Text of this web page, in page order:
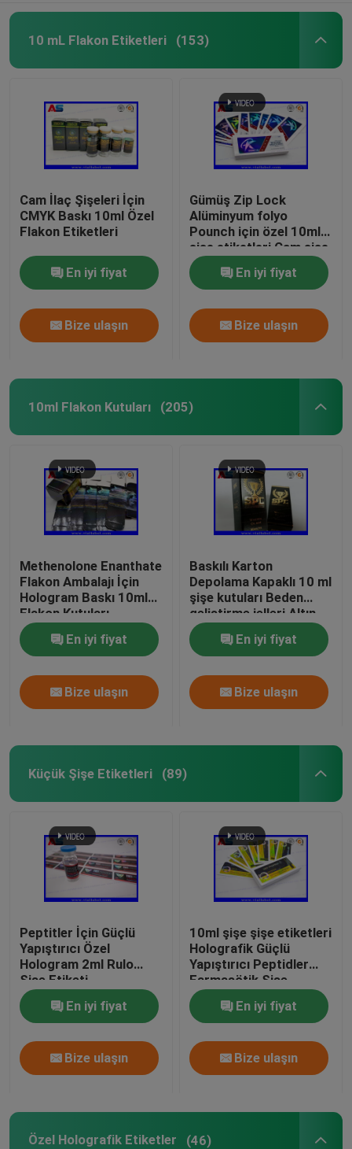
Manuel Flakon kıvırıcı
Alışveriş Kağıt Torbası
10 mL Flakon Etiketleri (153)
Cam İlaç Şişeleri İçin
CMYK Baskı 10ml Özel
Flakon Etiketleri
En iyi fiyat
Bize ulaşın
Gümüş Zip Lock
Alüminyum folyo
Pounch için özel 10ml
şişe etiketleri Cam şişe
etiketleri baskı
En iyi fiyat
Bize ulaşın
10ml Flakon Kutuları (205)
Methenolone Enanthate
Flakon Ambalajı İçin
Hologram Baskı 10ml
Flakon Kutuları
En iyi fiyat
Bize ulaşın
Baskılı Karton
Depolama Kapaklı 10 ml
şişe kutuları Beden
geliştirme jelleri Altın
folyo ambalaj Altın
folyo / hologram etkisi
En iyi fiyat
Bize ulaşın
Küçük Şişe Etiketleri (89)
Peptitler İçin Güçlü
Yapıştırıcı Özel
Hologram 2ml Rulo
Şişe Etiketi
En iyi fiyat
Bize ulaşın
10ml şişe şişe etiketleri
Holografik Güçlü
Yapıştırıcı Peptidler
Farmasötik Şişe
Etiketleri 25x60mm
En iyi fiyat
Bize ulaşın
Özel Holografik Etiketler (46)